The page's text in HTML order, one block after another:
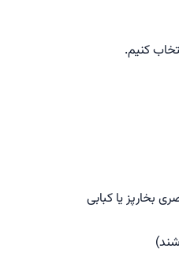
کنیم.
بخارپز یا کبابی